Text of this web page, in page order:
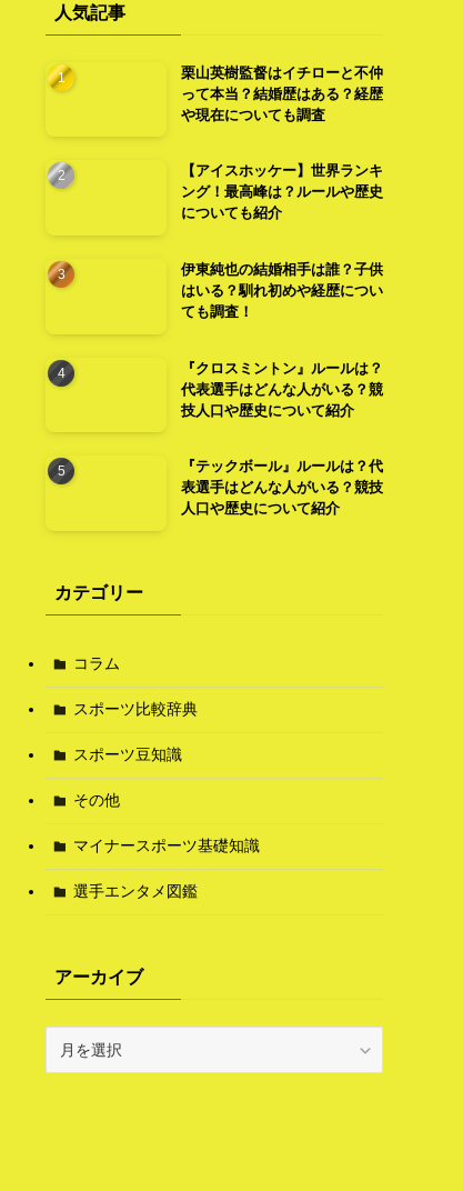
人気記事
栗山英樹監督はイチローと不仲
って本当？結婚歴はある？経歴
や現在についても調査
【アイスホッケー】世界ランキ
ング！最高峰は？ルールや歴史
についても紹介
伊東純也の結婚相手は誰？子供
はいる？馴れ初めや経歴につい
ても調査！
『クロスミントン』ルールは？
代表選手はどんな人がいる？競
技人口や歴史について紹介
『テックボール』ルールは？代
表選手はどんな人がいる？競技
人口や歴史について紹介
カテゴリー
コラム
スポーツ比較辞典
スポーツ豆知識
その他
マイナースポーツ基礎知識
選手エンタメ図鑑
アーカイブ